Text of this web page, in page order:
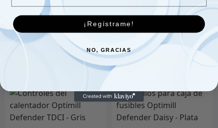
Añadir al carrito
traseras Safari Defender
110 5 puertas (par) –
plateado
52.00
¡Regístrame!
NO, GRACIAS